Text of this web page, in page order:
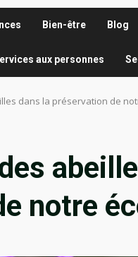
Bien-être Blog
aux personnes
dans la préservation de
notre